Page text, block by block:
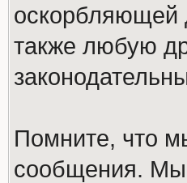
оскорбляющей
также любую
Помните, что
сообщения. Мы